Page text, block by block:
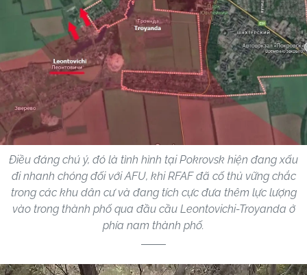
Điều đáng chú ý, đó là tình hình tại Pokrovsk hiện đang xấu
đi nhanh chóng đối với AFU, khi RFAF đã cố thủ vững chắc
trong các khu dân cư và đang tích cực đưa thêm lực lượng
vào trong thành phố qua đầu cầu Leontovichi-Troyanda ở
phía nam thành phố.